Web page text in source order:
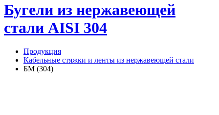
Бугели из нержавеющей
стали AISI 304
Продукция
Кабельные стяжки и ленты из нержавеющей стали
БМ (304)